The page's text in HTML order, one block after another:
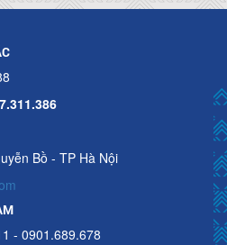
Bồ - TP Hà Nội
- 0901.689.678